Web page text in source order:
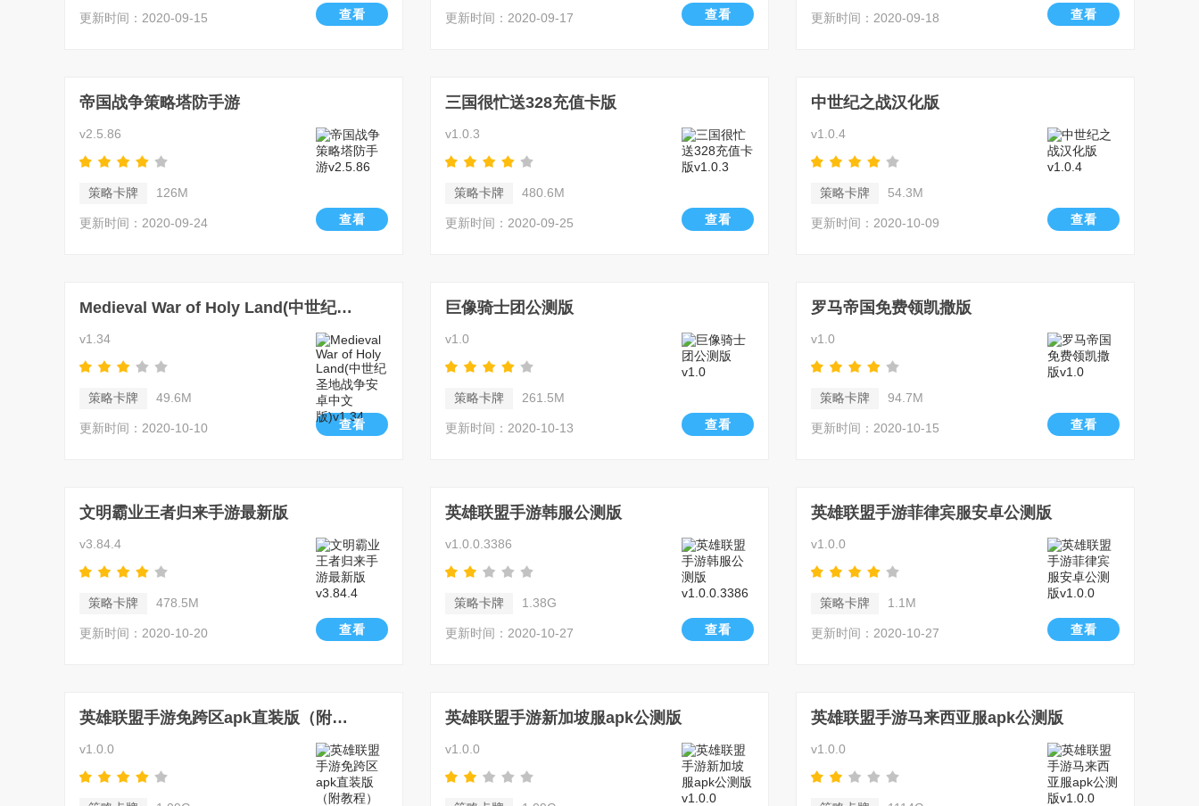
更新时间：2020-09-15 查看 更新时间：2020-09-17 查看 更新时间：2020-09-18 查看
帝国战争策略塔防手游
v2.5.86
策略卡牌 126M
更新时间：2020-09-24 查看
三国很忙送328充值卡版
v1.0.3
策略卡牌 480.6M
更新时间：2020-09-25 查看
中世纪之战汉化版
v1.0.4
策略卡牌 54.3M
更新时间：2020-10-09 查看
Medieval War of Holy Land(中世纪圣地战争安卓中文版)
v1.34
策略卡牌 49.6M
更新时间：2020-10-10 查看
巨像骑士团公测版
v1.0
策略卡牌 261.5M
更新时间：2020-10-13 查看
罗马帝国免费领凯撒版
v1.0
策略卡牌 94.7M
更新时间：2020-10-15 查看
文明霸业王者归来手游最新版
v3.84.4
策略卡牌 478.5M
更新时间：2020-10-20 查看
英雄联盟手游韩服公测版
v1.0.0.3386
策略卡牌 1.38G
更新时间：2020-10-27 查看
英雄联盟手游菲律宾服安卓公测版
v1.0.0
策略卡牌 1.1M
更新时间：2020-10-27 查看
英雄联盟手游免跨区apk直装版（附教程）
v1.0.0
英雄联盟手游新加坡服apk公测版
v1.0.0
英雄联盟手游马来西亚服apk公测版
v1.0.0